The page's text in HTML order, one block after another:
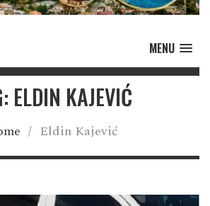
MENU
ELDIN KAJEVIĆ
/ Eldin Kajević